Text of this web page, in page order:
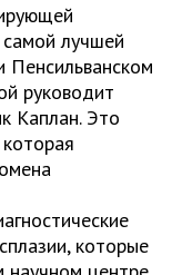
лучшей
Пенсильванском
руководит
Каплан. Это
которые